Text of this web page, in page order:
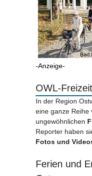
-Anzeige-
OWL-
In der Region
eine ganze Reihe
ungewöhnlichen
Reporter haben
Fotos und
Ferien und